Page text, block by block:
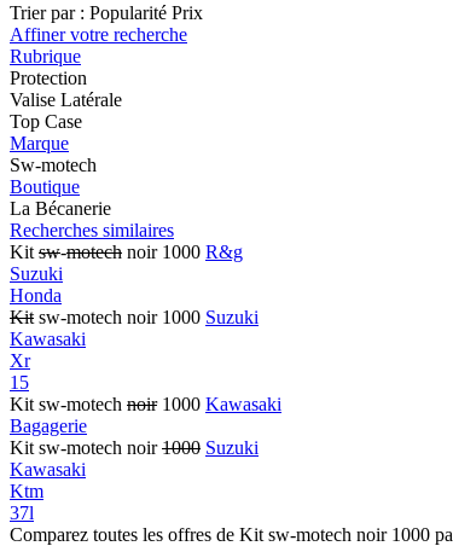
Trier par : Popularité Prix
Affiner votre recherche
Rubrique
Protection
Valise Latérale
Top Case
Marque
Sw-motech
Boutique
La Bécanerie
Recherches similaires
Kit sw-motech noir 1000 R&g
Suzuki
Honda
Kit sw-motech noir 1000 Suzuki
Kawasaki
Xr
15
Kit sw-motech noir1000 Kawasaki
Bagagerie
Kit sw-motech noir1000 Suzuki
Kawasaki
Ktm
37l
Comparez toutes les offres de Kit sw-motech noir 1000